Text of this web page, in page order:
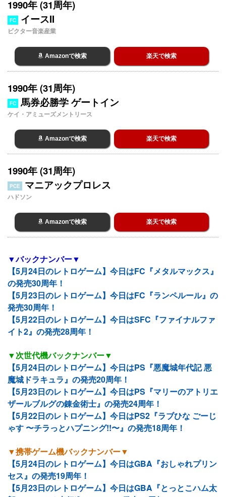
1990年 (31周年)
FC イースII
ビクター音楽産業
Amazonで検索 楽天で検索
1990年 (31周年)
FC 馬券必勝学 ゲートイン
ケイ・アミューズメントリース
Amazonで検索 楽天で検索
1990年 (31周年)
PCE マニアックプロレス
ハドソン
Amazonで検索 楽天で検索
▼バックナンバー▼
【5月24日のレトロゲーム】今日はFC『メタルマックス』
の発売30周年！
【5月23日のレトロゲーム】今日はFC『ランペルール』の
発売30周年！
【5月22日のレトロゲーム】今日はSFC『ファイナルファ
イト2』の発売28周年！
▼次世代機バックナンバー▼
【5月24日のレトロゲーム】今日はPS『悪魔城年代記 悪
魔城ドラキュラ』の発売20周年！
【5月23日のレトロゲーム】今日はPS『マリーのアトリエ
ザールブルグの錬金術士』の発売24周年！
【5月22日のレトロゲーム】今日はPS2『ラブひな ごーじ
ゃす 〜チラっとハプニング!!〜』の発売18周年！
▼携帯ゲーム機バックナンバー▼
【5月24日のレトロゲーム】今日はGBA『おしゃれプリン
セス』の発売19周年！
【5月23日のレトロゲーム】今日はGBA『とっとこハム太